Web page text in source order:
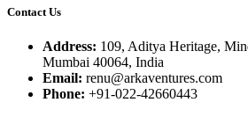
Contact Us
Address: 109, Aditya Heritage,
Mumbai 40064, India
Email: renu@arkaventures.com
Phone: +91-022-42660443